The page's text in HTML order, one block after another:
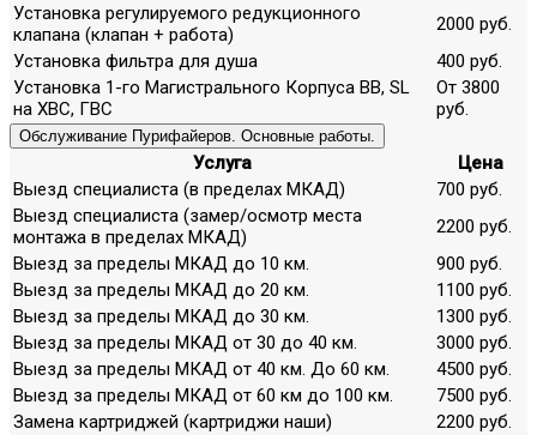
Установка регулируемого редукционного
клапана (клапан + работа)
2000 руб.
Установка фильтра для душа
400 руб.
Установка 1-го Магистрального Корпуса ВВ, SL
на ХВС, ГВС
От 3800
руб.
Обслуживание Пурифайеров. Основные работы.
Услуга
Цена
Выезд специалиста (в пределах МКАД)
700 руб.
Выезд специалиста (замер/осмотр места
монтажа в пределах МКАД)
2200 руб.
Выезд за пределы МКАД до 10 км.
900 руб.
Выезд за пределы МКАД до 20 км.
1100 руб.
Выезд за пределы МКАД до 30 км.
1300 руб.
Выезд за пределы МКАД от 30 до 40 км.
3000 руб.
Выезд за пределы МКАД от 40 км. До 60 км.
4500 руб.
Выезд за пределы МКАД от 60 км до 100 км.
7500 руб.
Замена картриджей (картриджи наши)
2200 руб.